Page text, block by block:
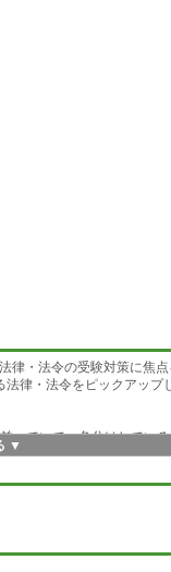
律・法令の受験対策に焦
律・法令をピックアップ
べていて、色分けしてい
率的に自然と重要なポイ
を分析し、纏めています。
ぼクリアできるように過去
▼